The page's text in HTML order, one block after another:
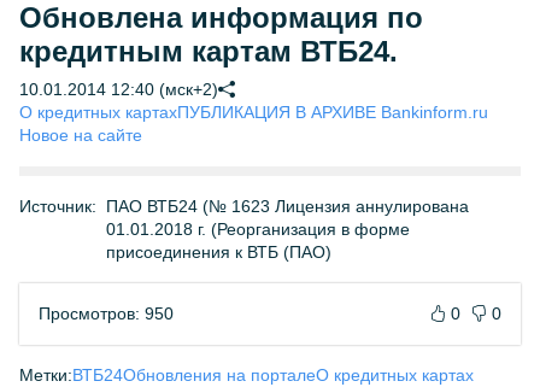
Обновлена информация по
кредитным картам ВТБ24.
10.01.2014 12:40 (мск+2)
О кредитных картахПУБЛИКАЦИЯ В АРХИВЕ Bankinform.ru
Новое на сайте
Источник:
ПАО ВТБ24 (№ 1623 Лицензия аннулирована
01.01.2018 г. (Реорганизация в форме
присоединения к ВТБ (ПАО)
Просмотров: 950 0 0
Метки:ВТБ24Обновления на порталеО кредитных картах